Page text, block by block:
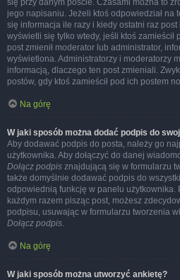
się przy danym poście. Czasami można to
jego napisaniu. Jeżeli ktoś odpowiedział na
się informacja ile razy i kiedy ostatni raz post
wyświetli się tylko wtedy, jeśli ktoś zamieścił
post zmienił moderator lub administrator,
wyświetlona. Administratorzy i moderatorzy
informacją, dlaczego ten post zmieniali.
postów, gdy ktoś zamieścił pod ich postem
Na górę
W jaki sposób można dodać podpis do
Aby dodawać podpis do posta, należy go
użytkownika. Aby dołączyć do danej
Dołącz podpis znajdującą się w formularzu
także domyślnie dodawać podpis do
odpowiednią funkcję w panelu użytkownika.
każdym razem pisząc post, możesz
podpisu, usuwając w formularzu tworzenia
Dołącz podpis.
Na górę
W jaki sposób można utworzyć ankietę?